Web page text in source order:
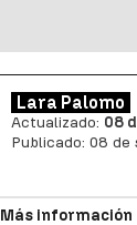
Lara Palomo
Actualizado: 08
Publicado: 08 de
Más información